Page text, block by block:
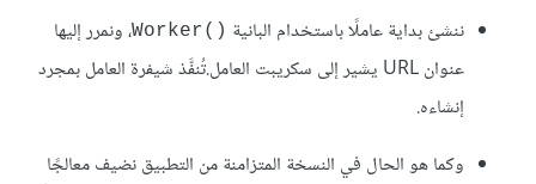
ننشئ بداية عاملًا باستخدام البانية ()Worker
، ونمرر إليها
عنوان URL يشير إلى سكريبت العامل.تُنفَّذ شيفرة العامل بمجرد
إنشاءه.
وكما هو الحال في النسخة المتزامنة من التطبيق نضيف معالجًا